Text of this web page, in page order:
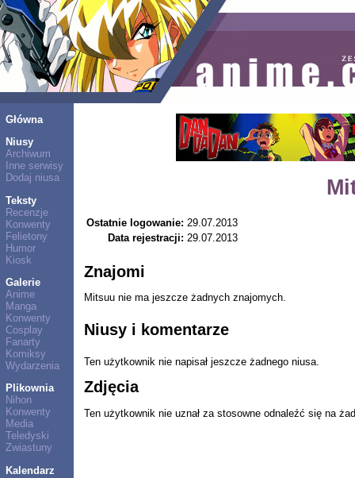
Główna
Niusy
Archiwum
Inne serwisy
Dodaj niusa
Teksty
Recenzje
Konwenty
Felietony
Humor
Kiosk
Galerie
Anime
Manga
Konwenty
Cosplay
Fanarty
Komiksy
Wydarzenia
Plikownia
Nihon
Konwenty
Media
Teledyski
Zwiastuny
Kalendarz
Ostatnie logowanie: 29.07.2013
Data rejestracji: 29.07.2013
Znajomi
Mitsuu nie ma jeszcze żadnych znajomych.
Niusy i komentarze
Ten użytkownik nie napisał jeszcze żadnego niusa.
Zdjęcia
Ten użytkownik nie uznał za stosowne odnaleźć się na